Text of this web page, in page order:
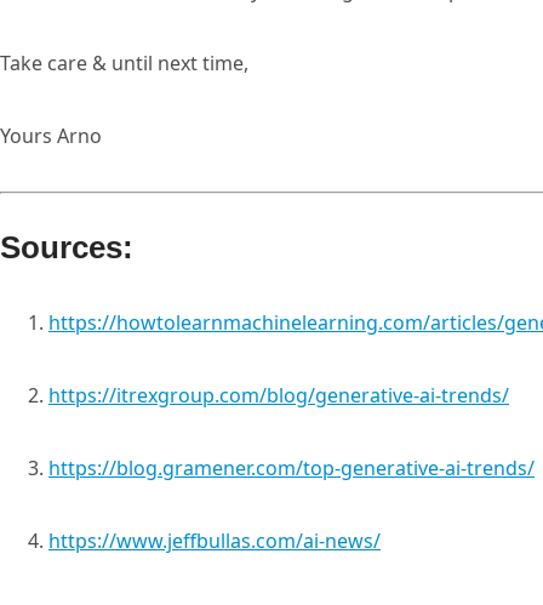
Take care & until next time,
Yours Arno
Sources:
https://howtolearnmachinelearning.com/articles/
https://itrexgroup.com/blog/generative-ai-trends/
https://blog.gramener.com/top-generative-ai-trends/
https://www.jeffbullas.com/ai-news/